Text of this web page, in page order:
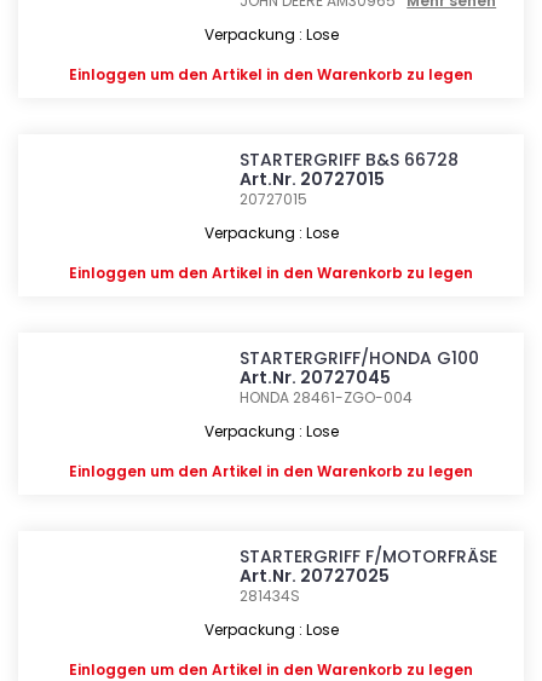
Verpackung : Lose
Einloggen um den Artikel in den Warenkorb zu legen
STARTERGRIFF B&S 66728
Art.Nr. 20727015
20727015
Verpackung : Lose
Einloggen um den Artikel in den Warenkorb zu legen
STARTERGRIFF/HONDA G100
Art.Nr. 20727045
HONDA 28461-ZGO-004
Verpackung : Lose
Einloggen um den Artikel in den Warenkorb zu legen
STARTERGRIFF F/MOTORFRÄSE
Art.Nr. 20727025
281434S
Verpackung : Lose
Einloggen um den Artikel in den Warenkorb zu legen